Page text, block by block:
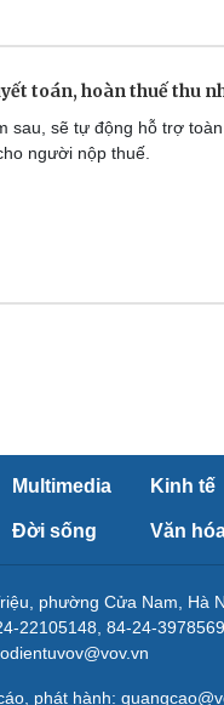
toán, hoàn thuế thu
sau, sẽ tự động hỗ trợ
người nộp thuế.
Multimedia Kinh tế
Đời sống Văn
phường Cửa Nam, Hà
22105148, 84-24-
phát hành: